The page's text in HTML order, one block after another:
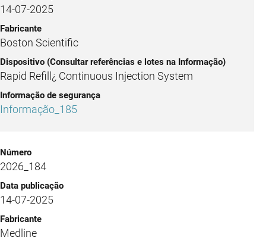
14-07-2025
Boston Scientific
Rapid Refill¿ Continuous Injection System
Informação_185
2026_184
14-07-2025
Medline